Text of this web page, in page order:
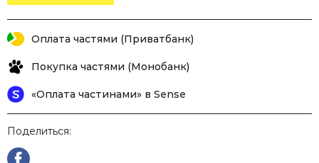
Оплата частями (Приватбанк)
Покупка частями (Монобанк)
«Оплата частинами» в Sense
Поделиться: